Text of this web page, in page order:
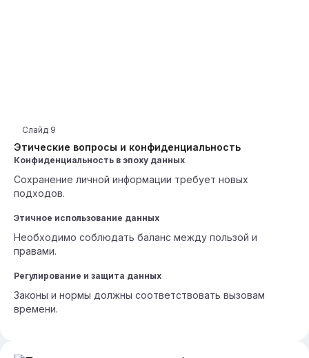
Этические вопросы и конфиденциальность
Слайд 9
Конфиденциальность в эпоху данных
Сохранение личной информации требует новых
подходов.
Этичное использование данных
Необходимо соблюдать баланс между пользой и
правами.
Регулирование и защита данных
Законы и нормы должны соответствовать вызовам
времени.